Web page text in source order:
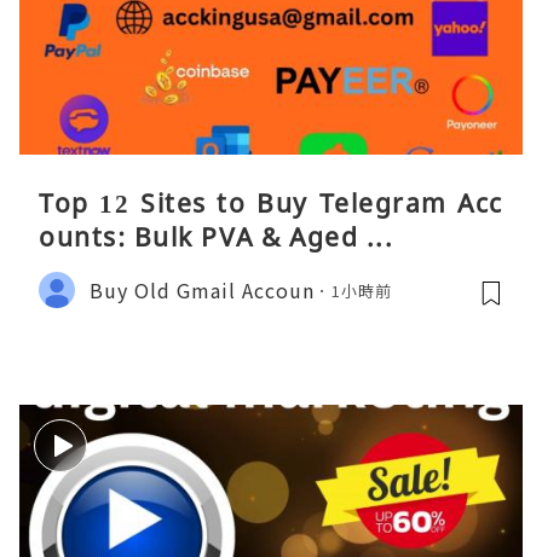
Top 12 Sites to Buy Telegram Acc
ounts: Bulk PVA & Aged ...
Buy Old Gmail Accoun 1小時前